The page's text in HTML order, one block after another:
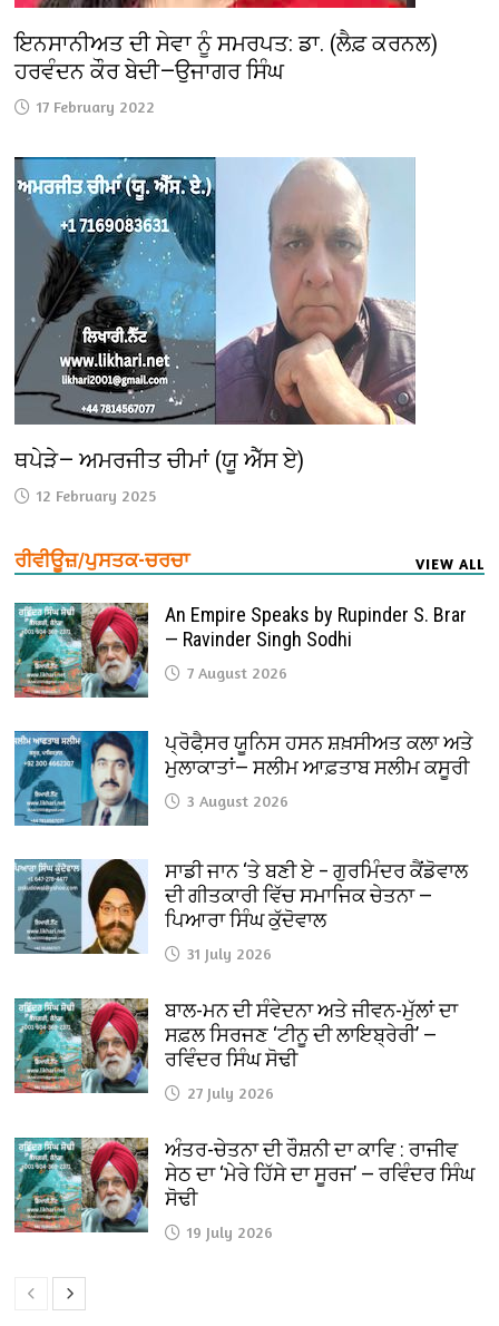
ਇਨਸਾਨੀਅਤ ਦੀ ਸੇਵਾ ਨੂੰ ਸਮਰਪਤ: ਡਾ. (ਲੈਫ਼ ਕਰਨਲ)
ਹਰਵੰਦਨ ਕੌਰ ਬੇਦੀ—ਉਜਾਗਰ ਸਿੰਘ
17 February 2022
ਥਪੇੜੇ— ਅਮਰਜੀਤ ਚੀਮਾਂ (ਯੂ ਐੱਸ ਏ)
12 February 2025
ਰੀਵੀਊਜ਼/ਪੁਸਤਕ-ਚਰਚਾ VIEW ALL
An Empire Speaks by Rupinder S. Brar
— Ravinder Singh Sodhi
7 August 2026
ਪ੍ਰੋਫੈ਼ਸਰ ਯੂਨਿਸ ਹਸਨ ਸ਼ਖ਼ਸੀਅਤ ਕਲਾ ਅਤੇ
ਮੁਲਾਕਾਤਾਂ— ਸਲੀਮ ਆਫ਼ਤਾਬ ਸਲੀਮ ਕਸੂਰੀ
3 August 2026
ਸਾਡੀ ਜਾਨ ‘ਤੇ ਬਣੀ ਏ – ਗੁਰਮਿੰਦਰ ਕੈਂਡੋਵਾਲ
ਦੀ ਗੀਤਕਾਰੀ ਵਿੱਚ ਸਮਾਜਿਕ ਚੇਤਨਾ —
ਪਿਆਰਾ ਸਿੰਘ ਕੁੱਦੋਵਾਲ
31 July 2026
ਬਾਲ-ਮਨ ਦੀ ਸੰਵੇਦਨਾ ਅਤੇ ਜੀਵਨ-ਮੁੱਲਾਂ ਦਾ
ਸਫ਼ਲ ਸਿਰਜਣ ‘ਟੀਨੂ ਦੀ ਲਾਇਬ੍ਰੇਰੀ’ —
ਰਵਿੰਦਰ ਸਿੰਘ ਸੋਢੀ
27 July 2026
ਅੰਤਰ-ਚੇਤਨਾ ਦੀ ਰੌਸ਼ਨੀ ਦਾ ਕਾਵਿ : ਰਾਜੀਵ
ਸੇਠ ਦਾ ‘ਮੇਰੇ ਹਿੱਸੇ ਦਾ ਸੂਰਜ’ — ਰਵਿੰਦਰ ਸਿੰਘ
ਸੋਢੀ
19 July 2026